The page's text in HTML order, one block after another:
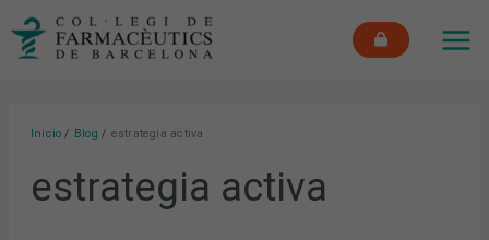
Inicio Blog estrategia activa
estrategia activa